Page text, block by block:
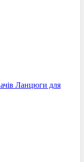
Ланцюги для